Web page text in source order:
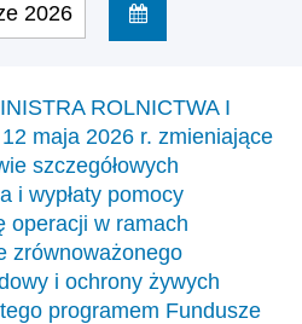
2026
ROLNICTWA I
maja 2026 r. zmieniające
szczegółowych
i wypłaty pomocy
operacji w ramach
zrównoważonego
i ochrony żywych
programem Fundusze